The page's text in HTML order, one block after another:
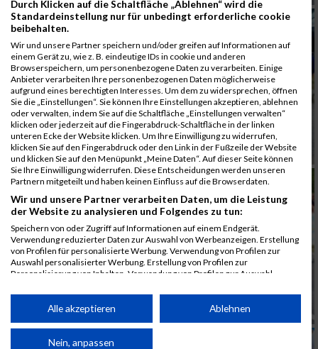
Durch Klicken auf die Schaltfläche „Ablehnen“ wird die
Standardeinstellung nur für unbedingt erforderliche cookie
beibehalten.
Wir und unsere Partner speichern und/oder greifen auf Informationen auf
einem Gerät zu, wie z. B. eindeutige IDs in cookie und anderen
Browserspeichern, um personenbezogene Daten zu verarbeiten. Einige
Anbieter verarbeiten Ihre personenbezogenen Daten möglicherweise
aufgrund eines berechtigten Interesses. Um dem zu widersprechen, öffnen
Sie die „Einstellungen“. Sie können Ihre Einstellungen akzeptieren, ablehnen
oder verwalten, indem Sie auf die Schaltfläche „Einstellungen verwalten“
klicken oder jederzeit auf die Fingerabdruck-Schaltfläche in der linken
unteren Ecke der Website klicken. Um Ihre Einwilligung zu widerrufen,
klicken Sie auf den Fingerabdruck oder den Link in der Fußzeile der Website
und klicken Sie auf den Menüpunkt „Meine Daten“. Auf dieser Seite können
Sie Ihre Einwilligung widerrufen. Diese Entscheidungen werden unseren
Partnern mitgeteilt und haben keinen Einfluss auf die Browserdaten.
Wir und unsere Partner verarbeiten Daten, um die Leistung
der Website zu analysieren und Folgendes zu tun:
Speichern von oder Zugriff auf Informationen auf einem Endgerät.
Verwendung reduzierter Daten zur Auswahl von Werbeanzeigen. Erstellung
von Profilen für personalisierte Werbung. Verwendung von Profilen zur
Auswahl personalisierter Werbung. Erstellung von Profilen zur
Personalisierung von Inhalten. Verwendung von Profilen zur Auswahl
Performance von Inhalten. Analyse von Zielgruppen durch Statistiken oder
Kombinationen von Daten aus verschiedenen Quellen. Entwicklung und
von Inhalten.
Daten können außerhalb der Europäischen Union weitergegeben und in die
Alle akzeptieren Ablehnen
Nein, anpassen